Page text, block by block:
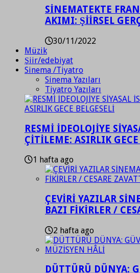
SİNEMATEKTE
AKIMI: ŞİİRSEL
30/11/2022
Müzik
Şiir/edebiyat
Sinema /Tiyatro
Sinema Yazıları
Tiyatro Yazıları
RESMİ İDEOLOJİYE
ÇİTİLEME: ASIRLIK GECE
1 hafta ago
ÇEVİRİ YAZILAR
BAZI FİKİRLER /
2 hafta ago
DÜTTÜRÜ DÜNYA: